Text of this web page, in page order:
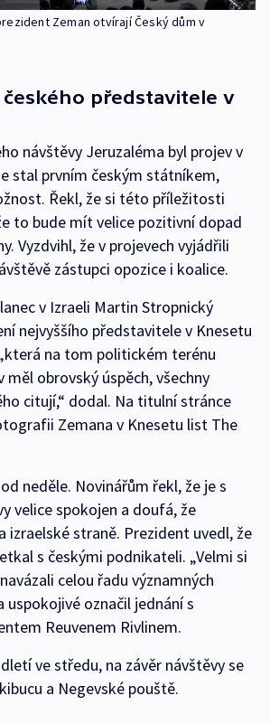
Zeman otvírají Český dům v
představitele v
návštěvy Jeruzaléma byl projev v
stal prvním českým státníkem,
Řekl, že si této příležitosti
to bude mít velice pozitivní dopad
Vyzdvihl, že v projevech vyjádřili
zástupci opozice i koalice.
v Izraeli Martin Stropnický
nejvyššího představitele v Knesetu
na tom politickém terénu
měl obrovský úspěch, všechny
citují,“ dodal. Na titulní stránce
Zemana v Knesetu list The
neděle. Novinářům řekl, že je s
velice spokojen a doufá, že
izraelské straně. Prezident uvedl, že
s českými podnikateli. „Velmi si
celou řadu významných
uspokojivé označil jednání s
Reuvenem Rivlinem.
ve středu, na závěr návštěvy se
a Negevské pouště.